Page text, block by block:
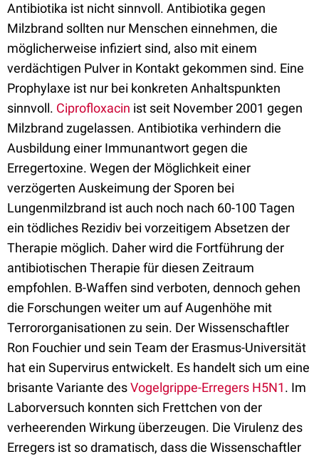
Antibiotika ist nicht sinnvoll. Antibiotika gegen
Milzbrand sollten nur Menschen einnehmen, die
möglicherweise infiziert sind, also mit einem
verdächtigen Pulver in Kontakt gekommen sind. Eine
Prophylaxe ist nur bei konkreten Anhaltspunkten
sinnvoll. Ciprofloxacin ist seit November 2001 gegen
Milzbrand zugelassen. Antibiotika verhindern die
Ausbildung einer Immunantwort gegen die
Erregertoxine. Wegen der Möglichkeit einer
verzögerten Auskeimung der Sporen bei
Lungenmilzbrand ist auch noch nach 60-100 Tagen
ein tödliches Rezidiv bei vorzeitigem Absetzen der
Therapie möglich. Daher wird die Fortführung der
antibiotischen Therapie für diesen Zeitraum
empfohlen. B-Waffen sind verboten, dennoch gehen
die Forschungen weiter um auf Augenhöhe mit
Terrororganisationen zu sein. Der Wissenschaftler
Ron Fouchier und sein Team der Erasmus-Universität
hat ein Supervirus entwickelt. Es handelt sich um eine
brisante Variante desVogelgrippe-Erregers H5N1. Im
Laborversuch konnten sich Frettchen von der
verheerenden Wirkung überzeugen. Die Virulenz des
Erregers ist so dramatisch, dass die Wissenschaftler